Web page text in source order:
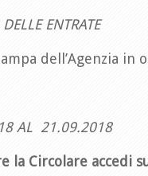
ENTRATE
dell’Agenzia in
AL 21.09.2018
la Circolare accedi